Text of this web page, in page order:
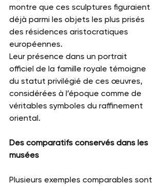
montre que ces sculptures figuraient
déjà parmi les objets les plus prisés
des résidences aristocratiques
européennes.
Leur présence dans un portrait
officiel de la famille royale témoigne
du statut privilégié de ces œuvres,
considérées à l’époque comme de
véritables symboles du raffinement
oriental.
Des comparatifs conservés dans les
musées
Plusieurs exemples comparables sont